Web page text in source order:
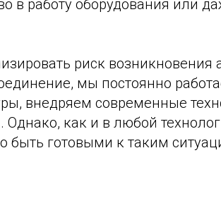
в работу оборудования или
риск возникновения
мы постоянно
внедряем современные
Однако, как и в любой
быть готовыми к таким